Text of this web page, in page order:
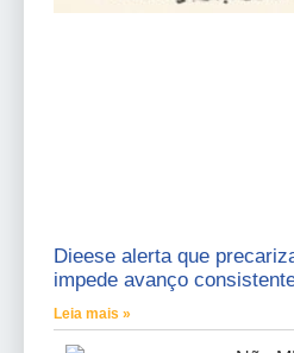
Dieese alerta que
impede avanço
Leia mais »